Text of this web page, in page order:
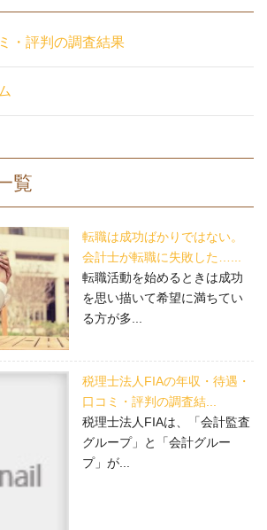
・評判の調査結果
覧
転職は成功ばかりではない。
会計士が転職に失敗した…...
転職活動を始めるときは成功
を思い描いて希望に満ちてい
る方が多...
税理士法人FIAの年収・待遇・
口コミ・評判の調査結...
税理士法人FIAは、「会計監査
グループ」と「会計グルー
プ」が...